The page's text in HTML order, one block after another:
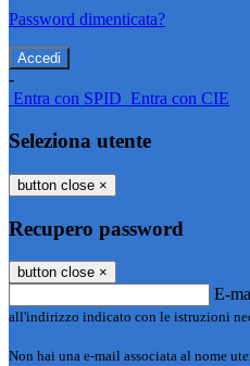
Password dimenticata?
-
Entra con SPID Entra con CIE
Seleziona utente
button close ×
Recupero password
button close ×
E-
all'indirizzo indicato con le istruzioni
Non hai una e-mail associata al nome